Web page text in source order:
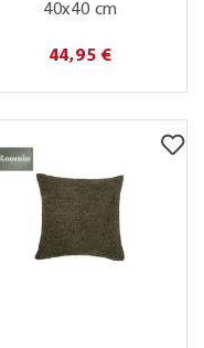
40x40 cm
44,95 €